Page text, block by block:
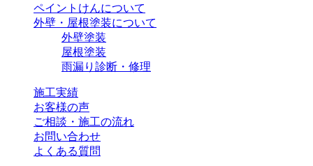
ペイントけんについて
外壁・屋根塗装について
外壁塗装
屋根塗装
雨漏り診断・修理
施工実績
お客様の声
ご相談・施工の流れ
お問い合わせ
よくある質問